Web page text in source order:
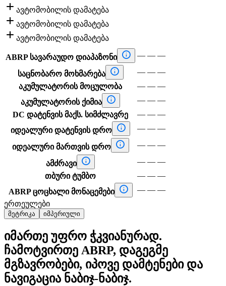
 ავტომობილის დამატება
 ავტომობილის დამატება
 ავტომობილის დამატება
ABRP სავარაუდო დიაპაზონი  — — —
საცნობარო მოხმარება  — — —
აკუმულატორის მოცულობა
— — —
აკუმულატორის ქიმია  — — —
DC დატენვის მაქს. სიმძლავრე
— — —
იდეალური დატენვის დრო  — — —
იდეალური მართვის დრო  — — —
ამძრავი  — — —
თბური ტუმბო
— — —
ABRP ცოცხალი მონაცემები
 — — —
ერთეულები
მეტრიკა იმპერიული
იმართე უფრო ჭკვიანურად.
ჩამოტვირთე ABRP, დაგეგმე
მგზავრობები, იპოვე დამტენები და
ნავიგაცია ნაბიჯ-ნაბიჯ.